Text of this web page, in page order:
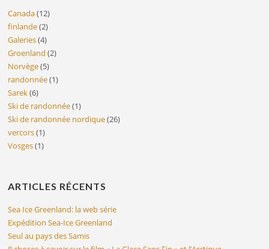
Canada(12)
finlande(2)
Galeries(4)
Groenland (2)
Norvège(5)
randonnée(1)
Sarek(6)
Ski de randonnée(1)
Ski de randonnée nordique(26)
vercors(1)
Vosges(1)
ARTICLES RÉCENTS
Sea Ice Greenland: la web série
Expédition Sea-Ice Greenland
Seul au pays des Samis